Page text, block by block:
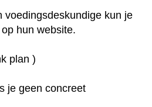
voedingsdeskundige kun je
hun website.
plan )
je geen concreet